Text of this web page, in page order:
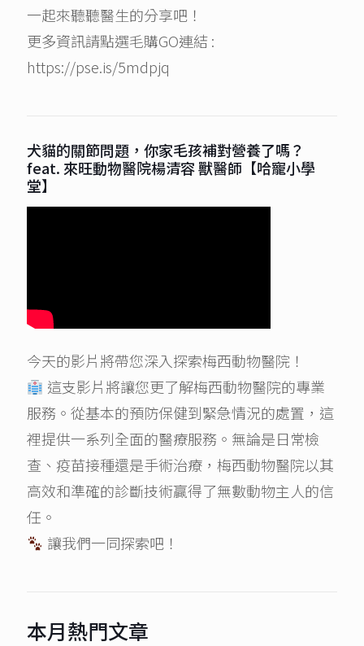
一起來聽聽醫生的分享吧！
更多資訊請點選毛購GO連結 :
https://pse.is/5mdpjq
犬貓的關節問題，你家毛孩補對營養了嗎？
feat. 來旺動物醫院楊清容 獸醫師【哈寵小學
堂】
今天的影片將帶您深入探索梅西動物醫院！
這支影片將讓您更了解梅西動物醫院的專業
服務。從基本的預防保健到緊急情況的處置，這
裡提供一系列全面的醫療服務。無論是日常檢
查、疫苗接種還是手術治療，梅西動物醫院以其
高效和準確的診斷技術贏得了無數動物主人的信
任。
讓我們一同探索吧！
本月熱門文章